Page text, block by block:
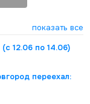
показать все
12.06 по 14.06)
переехал: